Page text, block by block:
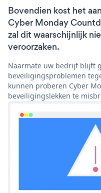
Bovendien kost het
Cyber Monday
zal dit waarschijnlijk
veroorzaken.
Naarmate uw bedrijf blijft
beveiligingsproblemen
kunnen proberen Cyber
beveiligingslekken te